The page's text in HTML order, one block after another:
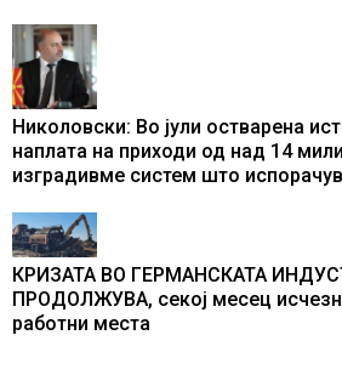
Николовски: Во јули остварена
наплата на приходи од над 14
изградивме систем што
КРИЗАТА ВО ГЕРМАНСКАТА
ПРОДОЛЖУВА, секој месец
работни места